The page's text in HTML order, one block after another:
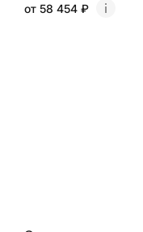
от 58 454 ₽